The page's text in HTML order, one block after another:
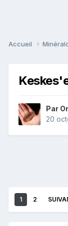
Accueil
Par
20
1 2